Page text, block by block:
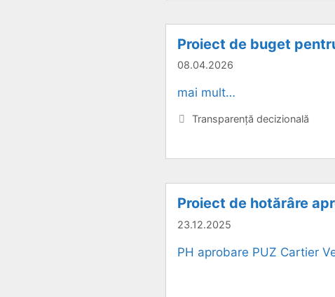
Proiect de buget
08.04.2026
mai mult…
Categorii
Transparență decizională
Proiect de hotărâre
23.12.2025
PH aprobare PUZ Cartier